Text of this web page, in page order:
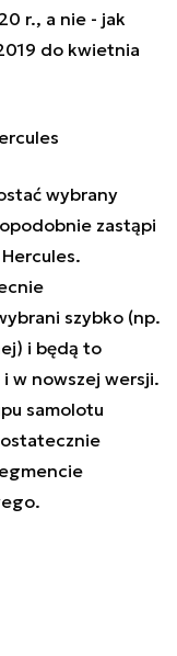
r., a nie - jak
do kwietnia
wybrany
zastąpi
szybko (np.
i będą to
w nowszej wersji.
samolotu